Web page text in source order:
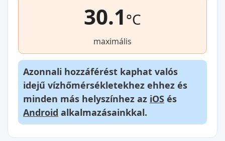
30.1°C
maximális
Azonnali hozzáférést kaphat valós
idejű vízhőmérsékletekhez ehhez és
minden más helyszínhez az iOS és
Android alkalmazásainkkal.